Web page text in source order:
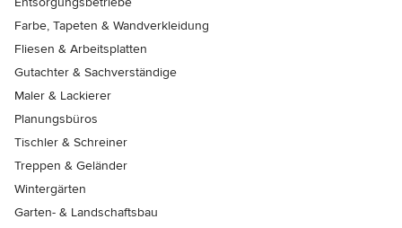
Farbe, Tapeten & Wandverkleidung
Fliesen & Arbeitsplatten
Gutachter & Sachverständige
Maler & Lackierer
Planungsbüros
Tischler & Schreiner
Treppen & Geländer
Wintergärten
Garten- & Landschaftsbau